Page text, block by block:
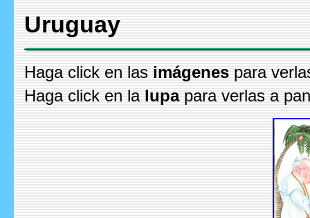
Uruguay
Haga click en las imágenes para
Haga click en la lupapara verlas a